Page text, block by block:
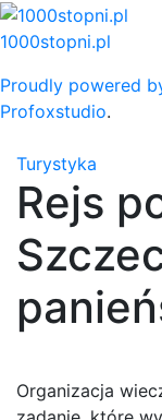
Skip
to
1000stopni.pl
Proudly powered
Profoxstudio.
Turystyka
Rejs
Organizacja